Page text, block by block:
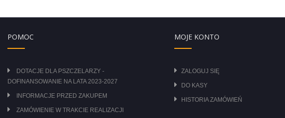
POMOC
DOTACJE DLA PSZCZELARZY -
DOFINANSOWANIE NA LATA 2023-2027
INFORMACJE PRZED ZAKUPEM
ZAMÓWIENIE W TRAKCIE REALIZACJI
MOJE KONTO
ZALOGUJ SIĘ
DO KASY
HISTORIA ZAMÓWIEŃ